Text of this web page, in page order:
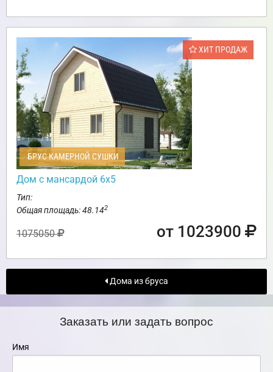
ХИТ ПРОДАЖ
БРУС КАМЕРНОЙ СУШКИ
Дом с мансардой 6х5
Тип:
Общая площадь: 48.142
1075050 от 1023900
Дома из бруса
Заказать или задать вопрос
Имя